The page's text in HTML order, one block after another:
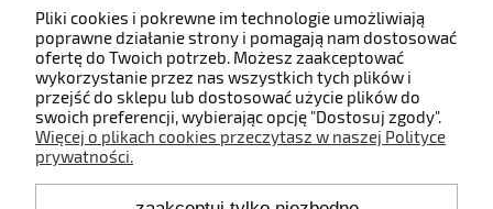
O nas
Kontakt
Pliki cookies i pokrewne im technologie umożliwiają
poprawne działanie strony i pomagają nam dostosować
ofertę do Twoich potrzeb. Możesz zaakceptować
wykorzystanie przez nas wszystkich tych plików i
przejść do sklepu lub dostosować użycie plików do
swoich preferencji, wybierając opcję "Dostosuj zgody".
Więcej o plikach cookies przeczytasz w naszej Polityce
prywatności.